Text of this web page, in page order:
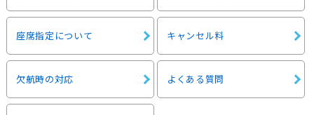
座席指定について キャンセル料
欠航時の対応 よくある質問